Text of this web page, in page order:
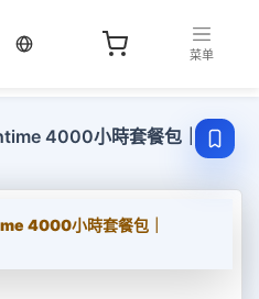
当前语言：繁体
菜单
4000小時套餐包｜
4000小時套餐包｜